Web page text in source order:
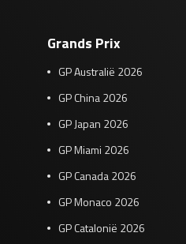
Grands Prix
GP Australië 2026
GP China 2026
GP Japan 2026
GP Miami 2026
GP Canada 2026
GP Monaco 2026
GP Catalonië 2026